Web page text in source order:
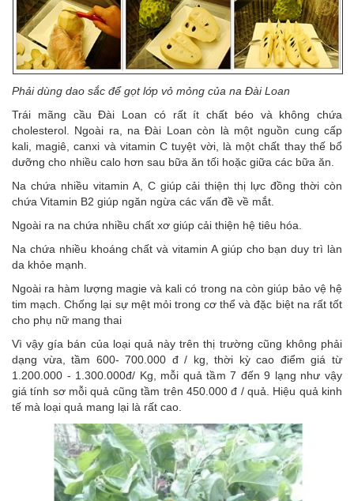
Phải dùng dao sắc để gọt lớp vỏ mỏng của na Đài Loan
Trái mãng cầu Đài Loan có rất ít chất béo và không chứa
cholesterol. Ngoài ra, na Đài Loan còn là một nguồn cung cấp
kali, magiê, canxi và vitamin C tuyệt vời, là một chất thay thế bổ
dưỡng cho nhiều calo hơn sau bữa ăn tối hoặc giữa các bữa ăn.
Na chứa nhiều vitamin A, C giúp cải thiện thị lực đồng thời còn
chứa Vitamin B2 giúp ngăn ngừa các vấn đề về mắt.
Ngoài ra na chứa nhiều chất xơ giúp cải thiện hệ tiêu hóa.
Na chứa nhiều khoáng chất và vitamin A giúp cho bạn duy trì làn
da khỏe mạnh.
Ngoài ra hàm lượng magie và kali có trong na còn giúp bảo vệ hệ
tim mạch. Chống lại sự mệt mỏi trong cơ thể và đặc biệt na rất tốt
cho phụ nữ mang thai
Vì vậy gía bán của loại quả này trên thị trường cũng không phải
dạng vừa, tầm 600- 700.000 đ / kg, thời kỳ cao điểm giá từ
1.200.000 - 1.300.000đ/ Kg, mỗi quả tầm 7 đến 9 lạng như vậy
giá tính sơ mỗi quả cũng tầm trên 450.000 đ / quả. Hiệu quả kinh
tế mà loại quả mang lại là rất cao.